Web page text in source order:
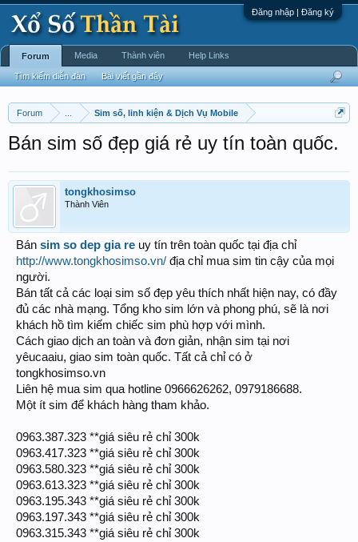
Đăng nhập | Đăng ký
Forum Sim số, linh kiện & Dịch Vụ Mobile
Bán sim số đẹp giá rẻ uy tín toàn quốc.
tongkhosimso
Thành Viên
Bán sim so dep gia re uy tín trên toàn quốc tại địa chỉ
http://www.tongkhosimso.vn/ địa chỉ mua sim tin cậy của mọi
người.
Bán tất cả các loại sim số đẹp yêu thích nhất hiện nay, có đầy
đủ các nhà mạng. Tổng kho sim lớn và phong phú, sẽ là nơi
khách hồ tìm kiếm chiếc sim phù hợp với mình.
Cách giao dịch an toàn và đơn giản, nhận sim tại nơi
yêucaaiu, giao sim toàn quốc. Tất cả chỉ có ở
tongkhosimso.vn
Liên hệ mua sim qua hotline 0966626262, 0979186688.
Một ít sim để khách hàng tham khảo.
0963.387.323 **giá siêu rẻ chỉ 300k
0963.417.323 **giá siêu rẻ chỉ 300k
0963.580.323 **giá siêu rẻ chỉ 300k
0963.613.323 **giá siêu rẻ chỉ 300k
0963.195.343 **giá siêu rẻ chỉ 300k
0963.197.343 **giá siêu rẻ chỉ 300k
0963.315.343 **giá siêu rẻ chỉ 300k
Forum
Tìm kiếm diễn đàn Bài viết gần đây
Media Thành viên Help Links